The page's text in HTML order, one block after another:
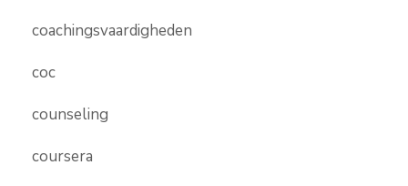
coachingsvaardigheden
coc
counseling
coursera